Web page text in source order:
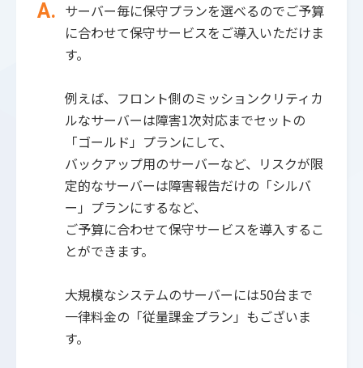
サーバー毎に保守プランを選べるのでご予算
に合わせて保守サービスをご導入いただけま
す。
例えば、フロント側のミッションクリティカ
ルなサーバーは障害1次対応までセットの
「ゴールド」プランにして、
バックアップ用のサーバーなど、リスクが限
定的なサーバーは障害報告だけの「シルバ
ー」プランにするなど、
ご予算に合わせて保守サービスを導入するこ
とができます。
大規模なシステムのサーバーには50台まで
一律料金の「従量課金プラン」もございま
す。